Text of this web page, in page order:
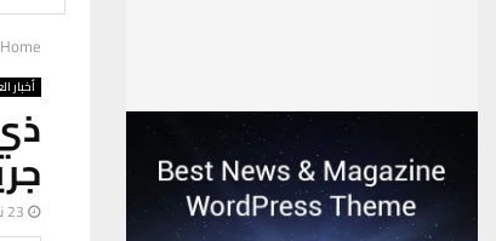
Home
أخبار
23 نوفمبر، 2023